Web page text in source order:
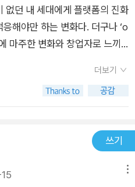
다. 이제 기하급수적으로 늘어
수 있으며 즉각적이고 매우 강
레임워크 외에도 플랫폼의 심리
게 담았다. 이 책의 ‘4부 현대
스타그램, X, 링크드인, 페이스
준다. ‘5부 콘텐츠 예시 분
과 예시를 36가지로 정리해, 세
살펴볼 수 있다. ‘6부 실제 시
없던 내 세대에게 플랫폼의 진화
해야만 하는 변화다. 더구나 ‘o
마주한 변화와 창업자로 느끼
중 알에이치 코리아에서 출간
을 지배하는 조회수의 법칙’이
우 도움이 됐고, 신선한 자극을
쌓은 뒤 마케팅을 실행했다.
콘텐츠만으로도 조회수나 참여
조회수가 생명이라는 것이다.
더보기
쓰기